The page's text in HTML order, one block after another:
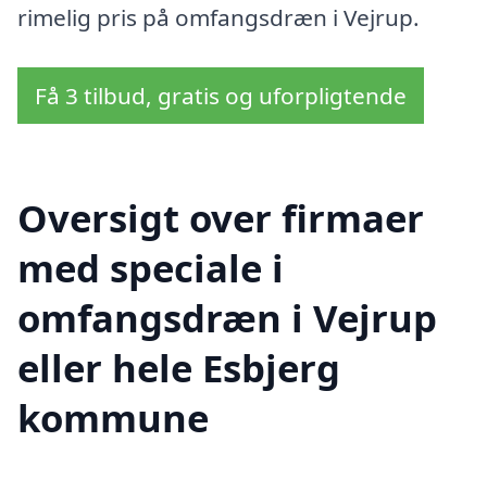
rimelig pris på omfangsdræn i Vejrup.
Få 3 tilbud, gratis og uforpligtende
Oversigt over firmaer
med speciale i
omfangsdræn i Vejrup
eller hele Esbjerg
kommune